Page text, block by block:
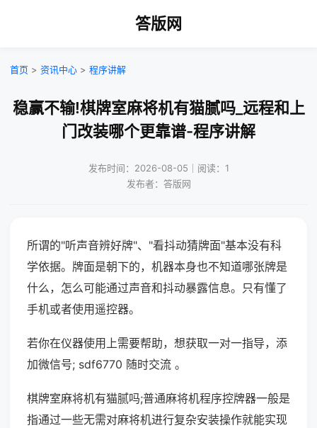
答版网
首页 > 资讯中心 > 程序讲解
稳赢不输!棋牌室麻将机有猫腻吗_远程和上
门改装哪个更靠谱-程序讲解
发布时间：2026-08-05｜阅读：1
发布者：答版网
所谓的"听声音辨好牌"、"看抖动猜牌面"基本没有科
学依据。牌面是朝下的，机器本身也不知道哪张牌是
什么，怎么可能通过声音和抖动暴露信息。只有懂了
手机或者使用遥控器。
若你在仪器使用上需要帮助，想获取一对一指导，添
加微信号; sdf6770 随时交流 。
棋牌室麻将机有猫腻吗;普通麻将机程序控牌器一般是
指通过一些无需对麻将机进行复杂安装操作就能实现